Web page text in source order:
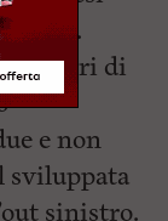
13-12.
giri di
e non
sviluppata
sinistro.